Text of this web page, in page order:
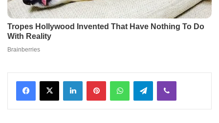
Facebook
X LinkedInPinterestWhatsAppTelegramViber